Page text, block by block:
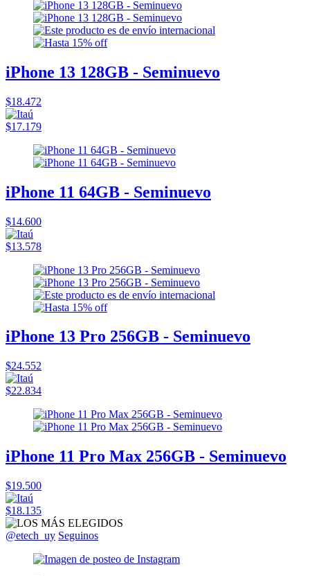
iPhone 13 128GB - Seminuevo
$18.472
$17.179
iPhone 11 64GB - Seminuevo
$14.600
$13.578
iPhone 13 Pro 256GB - Seminuevo
$24.552
$22.834
iPhone 11 Pro Max 256GB - Seminuevo
$19.500
$18.135
@etech_uy Seguinos